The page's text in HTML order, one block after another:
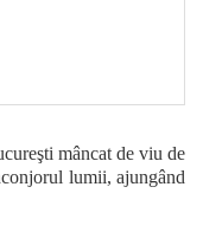
mâncat de viu de
lumii, ajungând